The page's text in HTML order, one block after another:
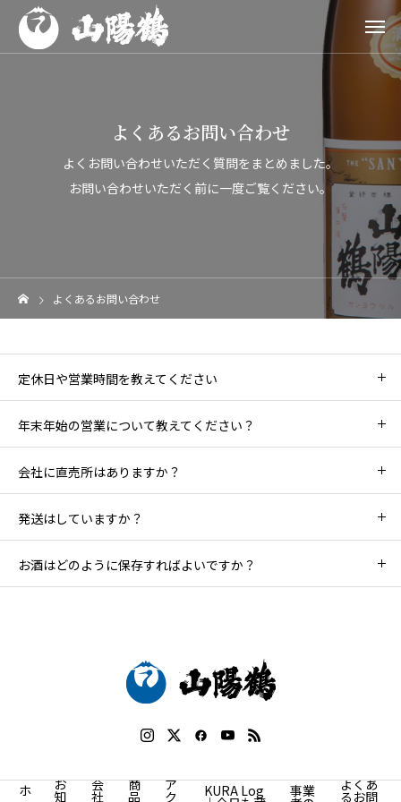
よくあるお問い合わせ
よくお問い合わせいただく質問をまとめました。
お問い合わせいただく前に一度ご覧ください。
よくあるお問い合わせ
定休日や営業時間を教えてください
年末年始の営業について教えてください？
会社に直売所はありますか？
発送はしていますか？
お酒はどのように保存すればよいですか？
ホ お
知
会
社
商
品
ア
ク KURA Log 事業 よくあ
るお問